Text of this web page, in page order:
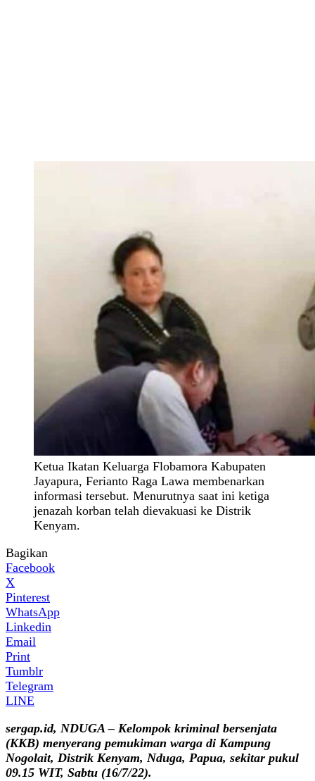
Ketua Ikatan Keluarga Flobamora Kabupaten
Jayapura, Ferianto Raga Lawa membenarkan
informasi tersebut. Menurutnya saat ini ketiga
jenazah korban telah dievakuasi ke Distrik
Kenyam.
Bagikan
Facebook
X
Pinterest
WhatsApp
Linkedin
Email
Print
Tumblr
Telegram
LINE
sergap.id, NDUGA – Kelompok kriminal bersenjata
(KKB) menyerang pemukiman warga di Kampung
Nogolait, Distrik Kenyam, Nduga, Papua, sekitar pukul
09.15 WIT, Sabtu (16/7/22).